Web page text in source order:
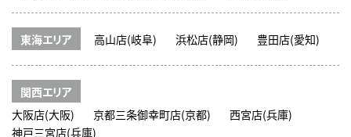
東海エリア 高山店(岐阜) 浜松店(静岡) 豊田店(愛知)
関西エリア
大阪店(大阪)
京都三条御幸町店(京都)
西宮店(兵庫)
神戸三宮店(兵庫)